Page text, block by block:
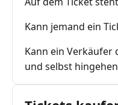
Kann jemand ein
Kann ein Verkäufer
und selbst